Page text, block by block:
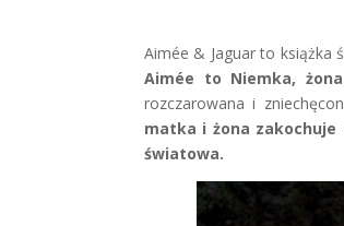
Aimée & Jaguar to książka
Aimée to Niemka,
rozczarowana i
matka i żona zakochuje
światowa.